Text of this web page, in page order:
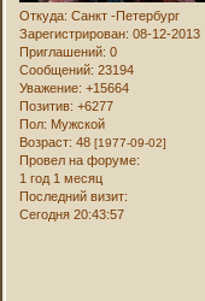
Откуда: Санкт -Петербург
Зарегистрирован: 08-12-2013
Приглашений: 0
Сообщений: 23194
Уважение: +15664
Позитив: +6277
Пол: Мужской
Возраст: 48[1977-09-02]
Провел на форуме:
1 год 1 месяц
Последний визит:
Сегодня 20:43:57